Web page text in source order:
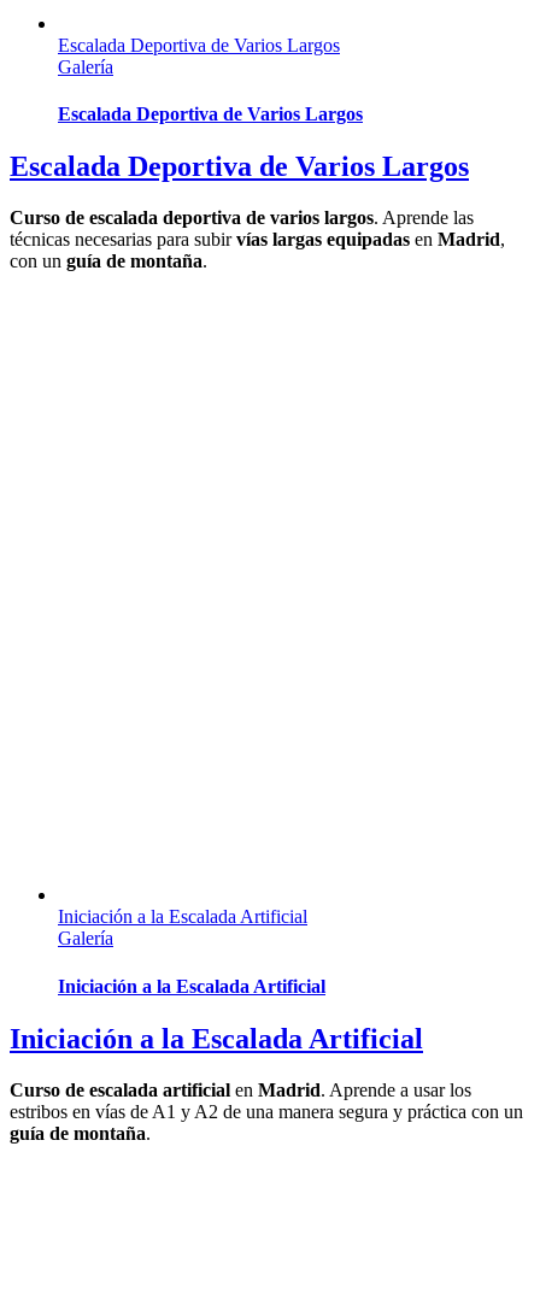
Escalada Deportiva de Varios Largos
Galería
Escalada Deportiva de Varios Largos
Escalada Deportiva de Varios Largos
Curso de escalada deportiva de varios largos. Aprende las
técnicas necesarias para subirvías largas equipadas en Madrid,
con un guía de montaña.
Iniciación a la Escalada Artificial
Galería
Iniciación a la Escalada Artificial
Iniciación a la Escalada Artificial
Curso de escalada artificial en Madrid. Aprende a usar los
estribos en vías de A1 y A2 de una manera segura y práctica con un
guía de montaña.